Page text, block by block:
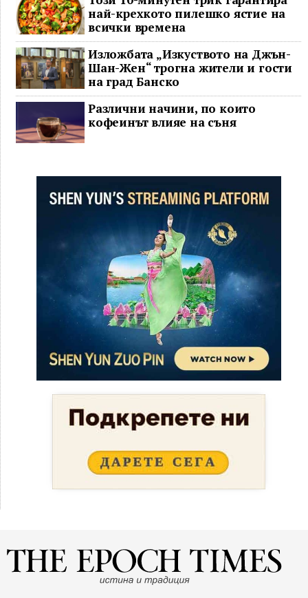
най-крехкото пилешко ястие на
всички времена
Изложбата „Изкуството на Джън-
Шан-Жен“ трогна жители и гости
на град Банско
Различни начини, по които
кофеинът влияе на съня